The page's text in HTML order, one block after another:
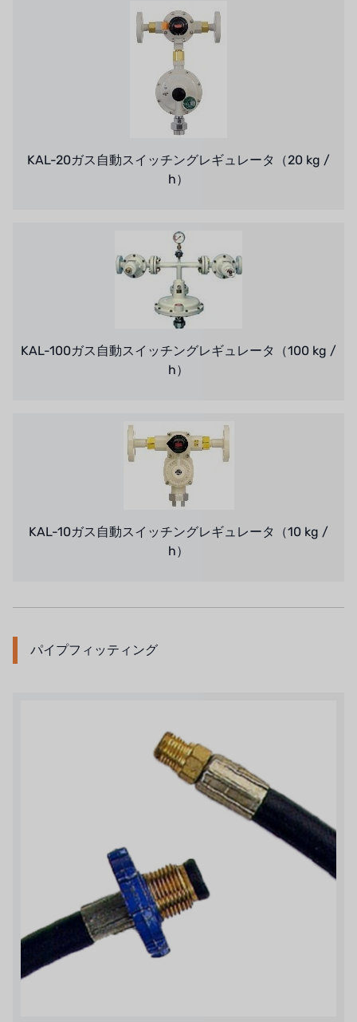
KAL-20ガス自動スイッチングレギュレータ（20 kg /
h）
KAL-100ガス自動スイッチングレギュレータ（100 kg /
h）
KAL-10ガス自動スイッチングレギュレータ（10 kg /
h）
パイプフィッティング